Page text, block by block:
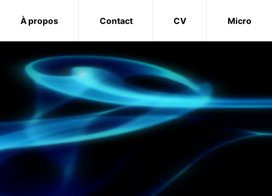
À propos Contact CV Micro